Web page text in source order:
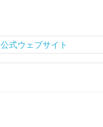
公式ウェブサイト